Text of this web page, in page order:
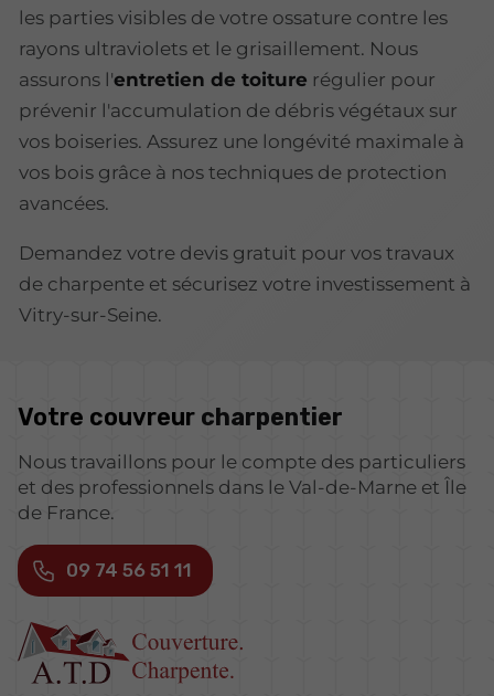
les parties visibles de votre ossature contre les
rayons ultraviolets et le grisaillement. Nous
assurons l'entretien de toiture régulier pour
prévenir l'accumulation de débris végétaux sur
vos boiseries. Assurez une longévité maximale à
vos bois grâce à nos techniques de protection
avancées.
Demandez votre devis gratuit pour vos travaux
de charpente et sécurisez votre investissement à
Vitry-sur-Seine.
Votre couvreur charpentier
Nous travaillons pour le compte des particuliers
et des professionnels dans le Val-de-Marne et Île
de France.
09 74 56 51 11